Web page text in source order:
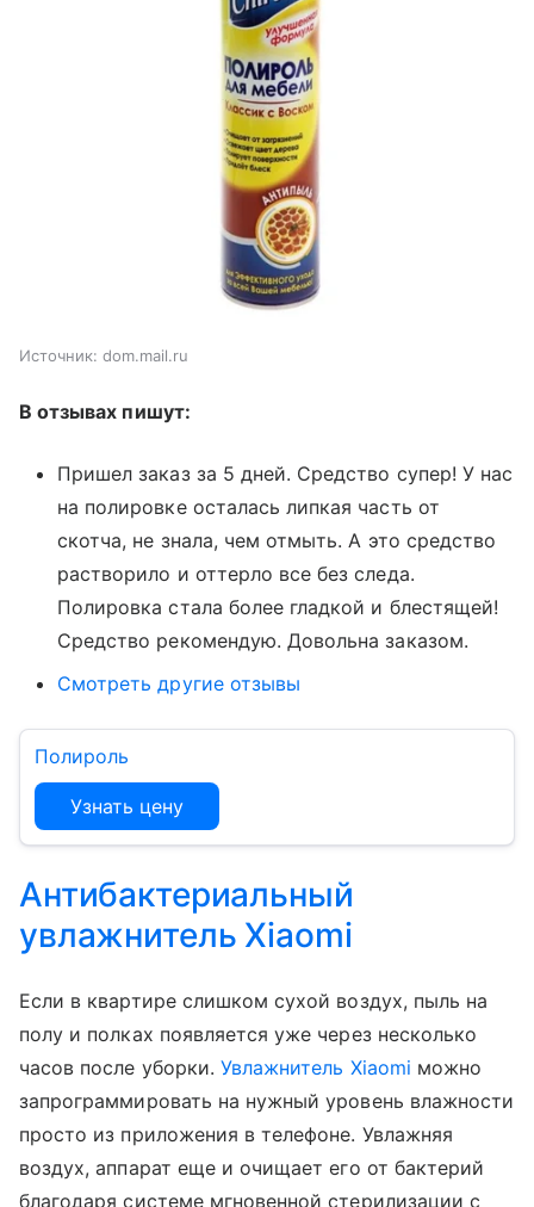
Источник: dom.mail.ru
В отзывах пишут:
Пришел заказ за 5 дней. Средство супер! У нас
на полировке осталась липкая часть от
скотча, не знала, чем отмыть. А это средство
растворило и оттерло все без следа.
Полировка стала более гладкой и блестящей!
Средство рекомендую. Довольна заказом.
Смотреть другие отзывы
Полироль
Узнать цену
Антибактериальный
увлажнитель Xiaomi
Если в квартире слишком сухой воздух, пыль на
полу и полках появляется уже через несколько
часов после уборки. Увлажнитель Xiaomi можно
запрограммировать на нужный уровень влажности
просто из приложения в телефоне. Увлажняя
воздух, аппарат еще и очищает его от бактерий
благодаря системе мгновенной стерилизации с